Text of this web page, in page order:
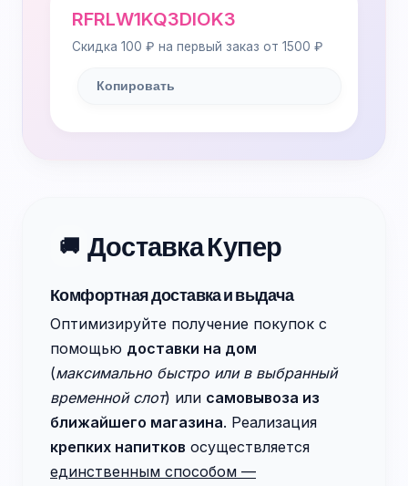
RFRLW1KQ3DIOK3
Скидка 100 ₽ на первый заказ от 1500 ₽
Копировать
🚚 Доставка Купер
Комфортная доставка и выдача
Оптимизируйте получение покупок с
помощью доставки на дом
(максимально быстро или в выбранный
временной слот) или самовывоза из
ближайшего магазина. Реализация
крепких напитков осуществляется
единственным способом —